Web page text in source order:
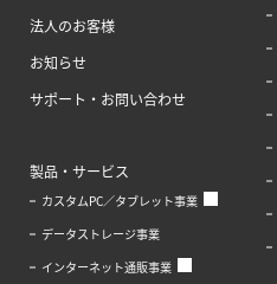
法人のお客様
お知らせ
サポート・お問い合わせ
製品・サービス
カスタムPC／タブレット事業
データストレージ事業
インターネット通販事業